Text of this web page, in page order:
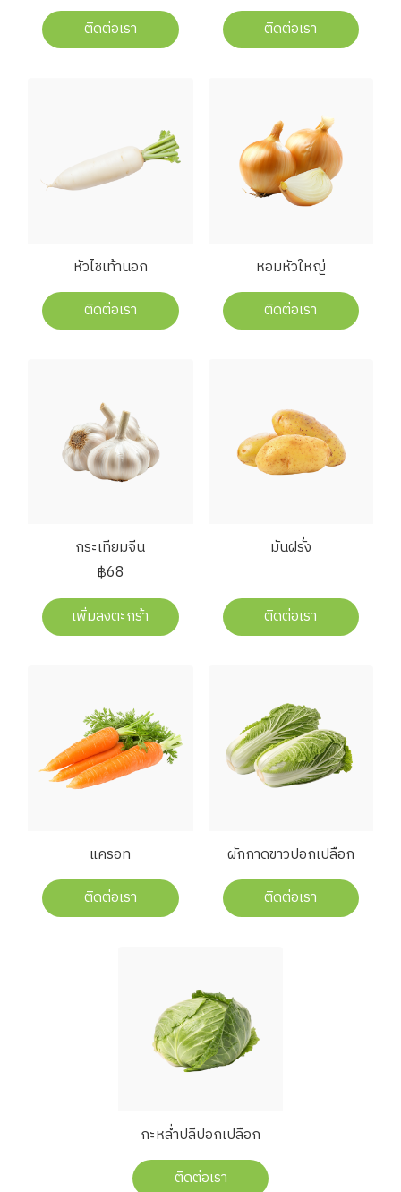
ติดต่อเรา
ติดต่อเรา
หัวไชเท้านอก
ติดต่อเรา
หอมหัวใหญ่
ติดต่อเรา
กระเทียมจีน
฿68
เพิ่มลงตะกร้า
มันฝรั่ง
ติดต่อเรา
แครอท
ติดต่อเรา
ผักกาดขาวปอกเปลือก
ติดต่อเรา
กะหล่ำปลีปอกเปลือก
ติดต่อเรา